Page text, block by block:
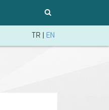
TR | EN